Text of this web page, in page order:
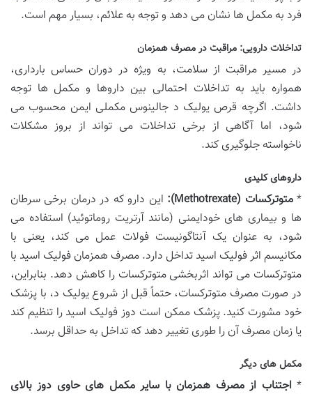
فرد به مکمل ها نشان می دهد و توجه به علائم، بسیار مهم است.
تداخلات دارویی: مراقبت در مصرف همزمان
در مسیر مراقبت از سلامت، به ویژه در دوران حساس بارداری،
همواره باید به تداخلات احتمالی بین داروها و مکمل ها توجه
داشت. اگرچه قرص یولیک د جالینوس مکملی ایمن محسوب می
شود، اما آگاهی از برخی تداخلات می تواند از بروز مشکلات
ناخواسته جلوگیری کند.
داروهای کلیدی
*متوترکسات (Methotrexate):
این دارو که در درمان برخی سرطان
ها و بیماری های خودایمنی (مانند آرتریت روماتوئید) استفاده می
شود، به عنوان یک آنتاگونیست فولات عمل می کند، یعنی با
مکانیسم اثر فولیک اسید تداخل دارد. مصرف همزمان فولیک اسید با
متوترکسات می تواند اثربخشی متوترکسات را کاهش دهد. بنابراین،
در صورت مصرف متوترکسات، حتماً قبل از شروع یولیک د، با پزشک
خود مشورت کنید. پزشک ممکن است دوز فولیک اسید را تنظیم کند
یا زمان مصرف آن را طوری تغییر دهد که تداخل به حداقل برسد.
مکمل های دیگر
* اجتناب از مصرف همزمان با سایر مکمل های حاوی دوز بالای